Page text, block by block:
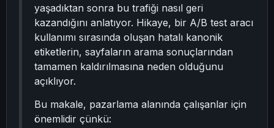
yaşadıktan sonra bu trafiği nasıl geri
kazandığını anlatıyor. Hikaye, bir A/B test aracı
kullanımı sırasında oluşan hatalı kanonik
etiketlerin, sayfaların arama sonuçlarından
tamamen kaldırılmasına neden olduğunu
açıklıyor.
Bu makale, pazarlama alanında çalışanlar için
önemlidir çünkü: